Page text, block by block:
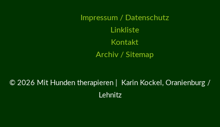
Impressum / Datenschutz
Linkliste
Kontakt
Archiv / Sitemap
© 2026 Mit Hunden therapieren | Karin Kockel, Oranienburg /
Lehnitz